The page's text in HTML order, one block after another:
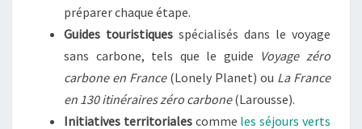
préparer chaque étape.
Guides touristiques spécialisés dans le voyage
sans carbone, tels que le guide Voyage zéro
carbone en France(Lonely Planet) ou La France
en 130 itinéraires zéro carbone(Larousse).
Initiatives territorialescomme les séjours verts